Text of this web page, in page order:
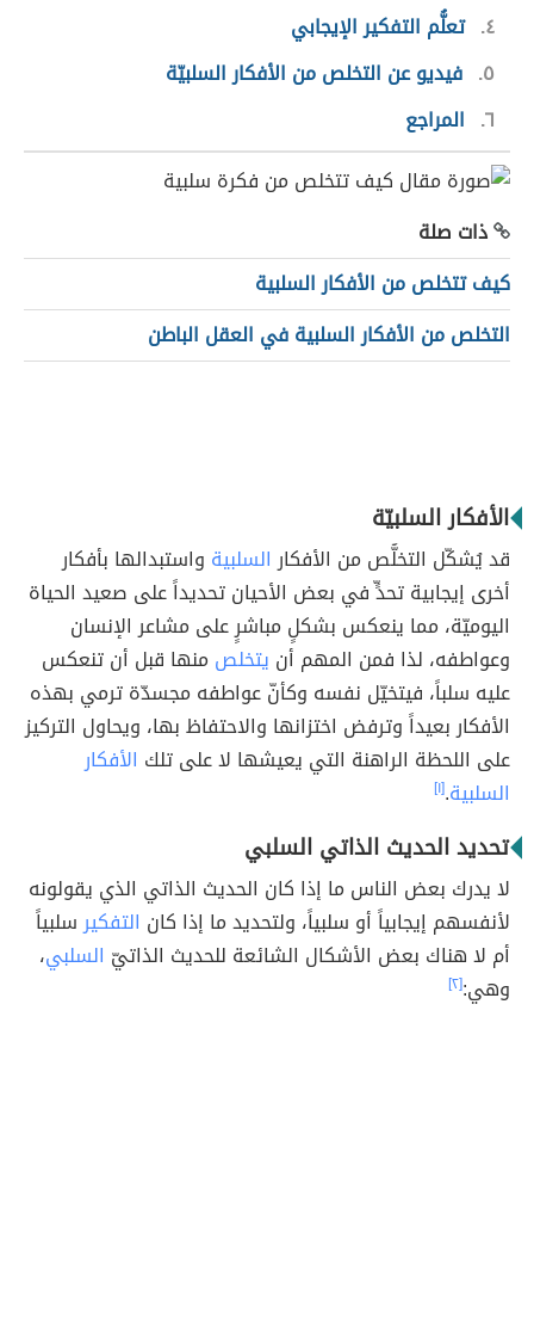
٤ تعلُّم التفكير الإيجابي
٥ فيديو عن التخلص من الأفكار السلبيّة
٦ المراجع
ذات صلة
كيف تتخلص من الأفكار السلبية
التخلص من الأفكار السلبية في العقل الباطن
الأفكار السلبيّة
قد يُشكّل التخلُّص من الأفكارالسلبية واستبدالها بأفكار
أخرى إيجابية تحدٍّ في بعض الأحيان تحديداً على صعيد الحياة
اليوميّة، مما ينعكس بشكلٍ مباشرٍ على مشاعر الإنسان
وعواطفه، لذا فمن المهم أن يتخلص منها قبل أن تنعكس
عليه سلباً، فيتخيّل نفسه وكأنّ عواطفه مجسدّة ترمي بهذه
الأفكار بعيداً وترفض اختزانها والاحتفاظ بها، ويحاول التركيز
على اللحظة الراهنة التي يعيشها لا على تلك الأفكار
السلبية.[١]
تحديد الحديث الذاتي السلبي
لا يدرك بعض الناس ما إذا كان الحديث الذاتي الذي يقولونه
لأنفسهم إيجابياً أو سلبياً، ولتحديد ما إذا كان التفكيرسلبياً
أم لا هناك بعض الأشكال الشائعة للحديث الذاتيّ السلبي،
وهي:[٢]